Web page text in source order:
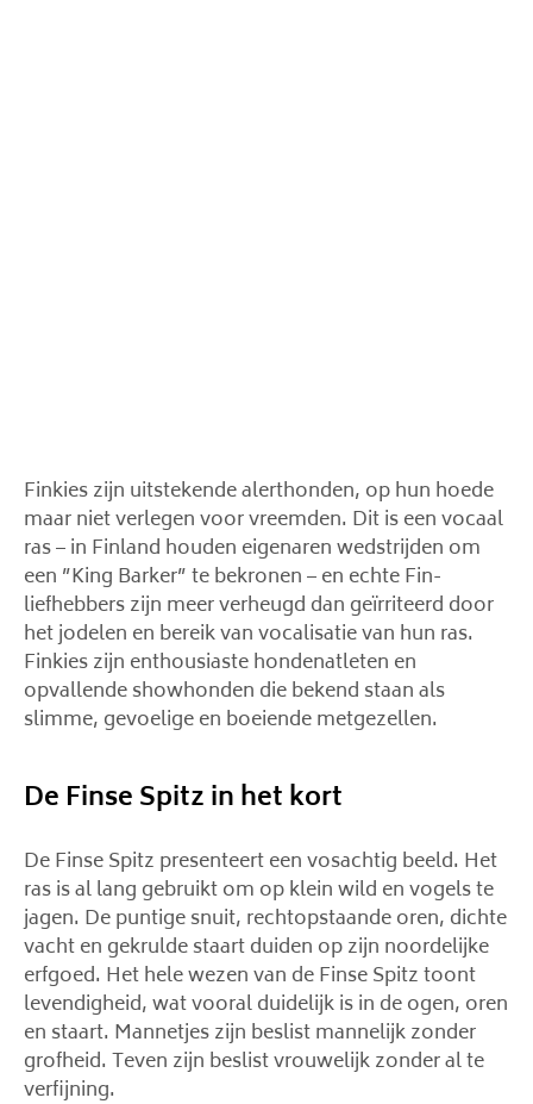
Finkies zijn uitstekende alerthonden, op hun hoede
maar niet verlegen voor vreemden. Dit is een vocaal
ras – in Finland houden eigenaren wedstrijden om
een ​​”King Barker” te bekronen – en echte Fin-
liefhebbers zijn meer verheugd dan geïrriteerd door
het jodelen en bereik van vocalisatie van hun ras.
Finkies zijn enthousiaste hondenatleten en
opvallende showhonden die bekend staan ​​als
slimme, gevoelige en boeiende metgezellen.
De Finse Spitz in het kort
De Finse Spitz presenteert een vosachtig beeld. Het
ras is al lang gebruikt om op klein wild en vogels te
jagen. De puntige snuit, rechtopstaande oren, dichte
vacht en gekrulde staart duiden op zijn noordelijke
erfgoed. Het hele wezen van de Finse Spitz toont
levendigheid, wat vooral duidelijk is in de ogen, oren
en staart. Mannetjes zijn beslist mannelijk zonder
grofheid. Teven zijn beslist vrouwelijk zonder al te
verfijning.